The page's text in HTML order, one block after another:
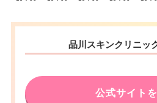
品川スキンクリニッ
公式サイト